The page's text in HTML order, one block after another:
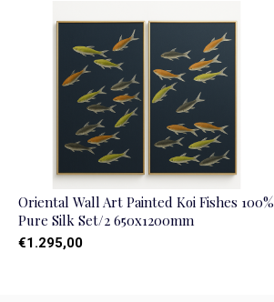
Oriental Wall Art Painted Koi Fishes 100%
Pure Silk Set/2 650x1200mm
€1.295,00